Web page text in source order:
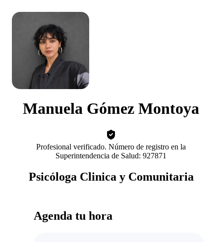
Manuela Gómez Montoya
Profesional verificado. Número de registro en la
Superintendencia de Salud: 927871
Psicóloga Clinica y Comunitaria
Agenda tu hora